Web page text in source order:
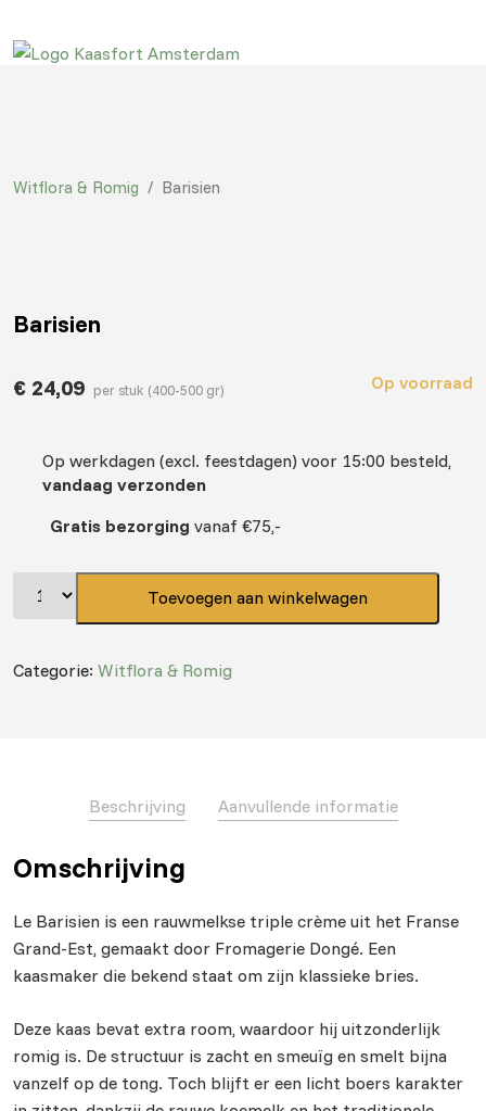
Witflora & Romig / Barisien
Barisien
€ 24,09 per stuk (400-500 gr) Op voorraad
Op werkdagen (excl. feestdagen) voor 15:00 besteld,
vandaag verzonden
Gratis bezorging vanaf €75,-
Toevoegen aan winkelwagen
Categorie: Witflora & Romig
Beschrijving Aanvullende informatie
Omschrijving
Le Barisien is een rauwmelkse triple crème uit het Franse
Grand-Est, gemaakt door Fromagerie Dongé. Een
kaasmaker die bekend staat om zijn klassieke bries.
Deze kaas bevat extra room, waardoor hij uitzonderlijk
romig is. De structuur is zacht en smeuïg en smelt bijna
vanzelf op de tong. Toch blijft er een licht boers karakter